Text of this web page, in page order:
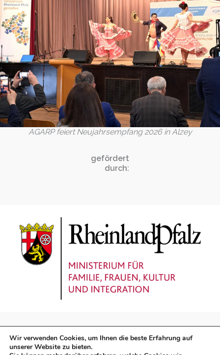
AGARP feiert Neujahrsempfang 2026 in Alzey
gefördert
durch:
Wir verwenden Cookies, um Ihnen die beste Erfahrung auf
unserer Website zu bieten.